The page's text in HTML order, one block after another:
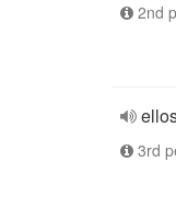
2nd
3rd